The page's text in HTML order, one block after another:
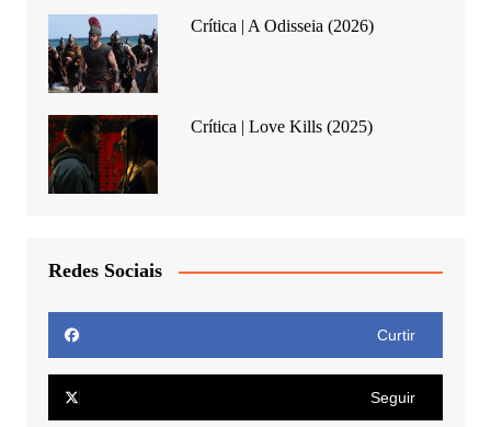
Crítica | A Odisseia (2026)
Crítica | Love Kills (2025)
Redes Sociais
Curtir
Seguir